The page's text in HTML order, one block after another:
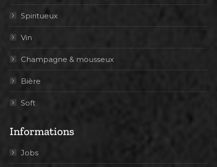
Spiritueux
Vin
Champagne & mousseux
Bière
Soft
Informations
Jobs